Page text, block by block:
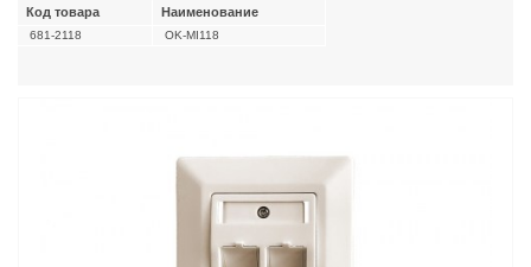
Код товара Наименование
681-2118 OK-MI118